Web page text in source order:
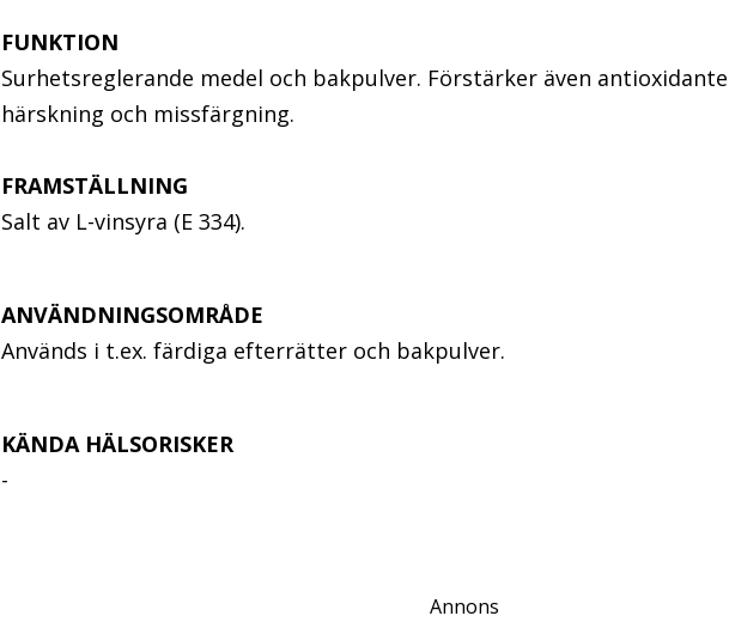
FUNKTION
Surhetsreglerande medel och bakpulver. Förstärker även
härskning och missfärgning.
FRAMSTÄLLNING
Salt av L-vinsyra (E 334).
ANVÄNDNINGSOMRÅDE
Används i t.ex. färdiga efterrätter och bakpulver.
KÄNDA HÄLSORISKER
-
Annons